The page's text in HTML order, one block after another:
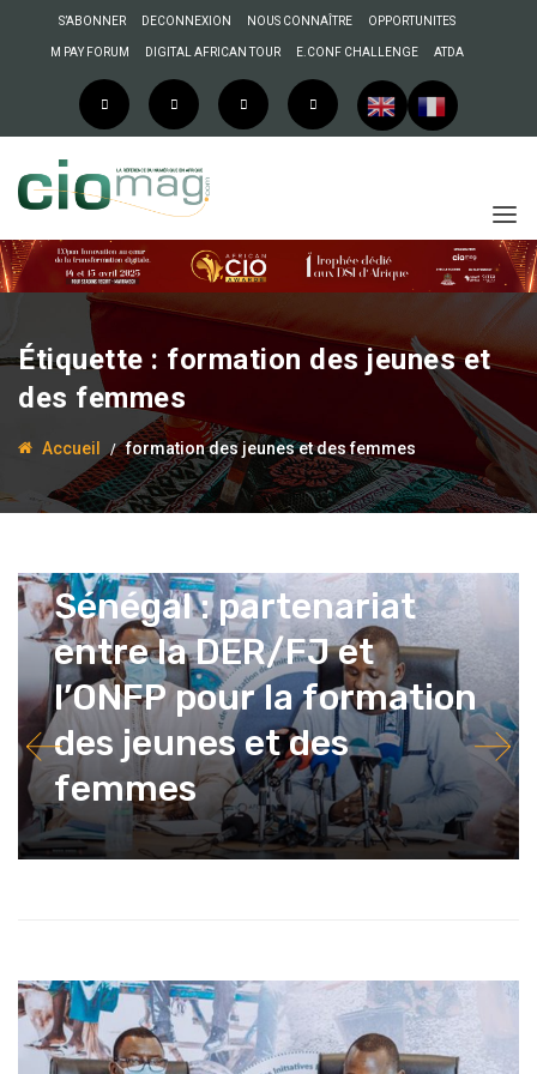
S’ABONNER DECONNEXION NOUS CONNAÎTRE OPPORTUNITES
M PAY FORUM DIGITAL AFRICAN TOUR E.CONF CHALLENGE ATDA
Étiquette : formation des jeunes et
des femmes
Accueil formation des jeunes et des femmes
Sénégal : partenariat
entre la DER/FJ et
l’ONFP pour la formation
des jeunes et des
femmes